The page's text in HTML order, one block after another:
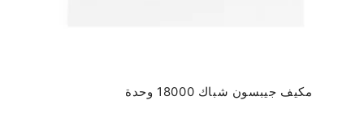
مكيف جيبسون شباك 18000 وحدة